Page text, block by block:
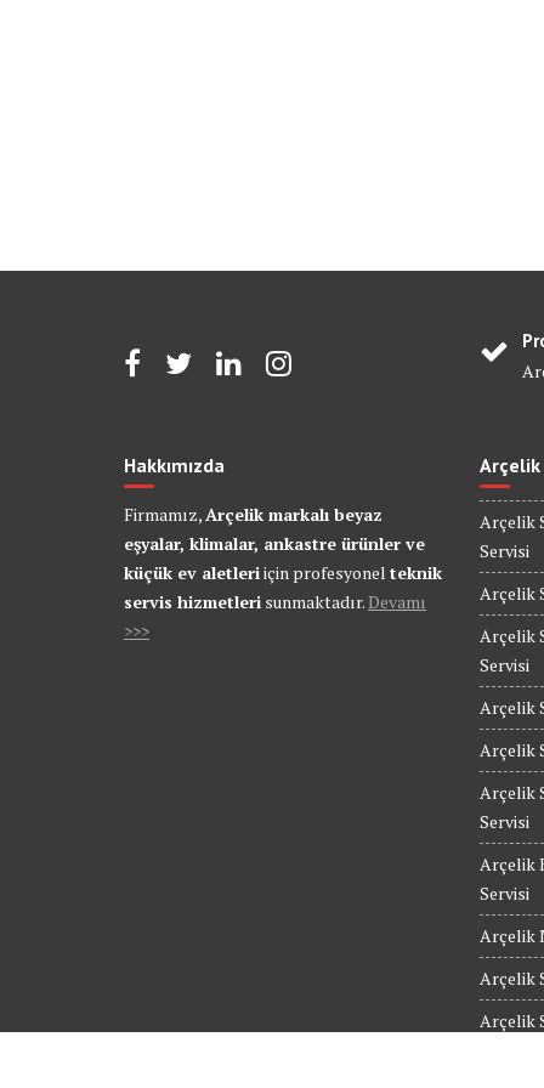
Hakkımızda
Firmamız,Arçelik markalı beyaz
eşyalar, klimalar, ankastre ürünler ve
küçük ev aletleriiçin profesyonel teknik
servis hizmetleri sunmaktadır.Devamı
>>>
Arçelik
Arçelik
Servisi
Arçelik
Arçelik
Servisi
Arçelik
Arçelik
Arçelik
Servisi
Arçelik
Servisi
Arçelik
Arçelik
Arçelik